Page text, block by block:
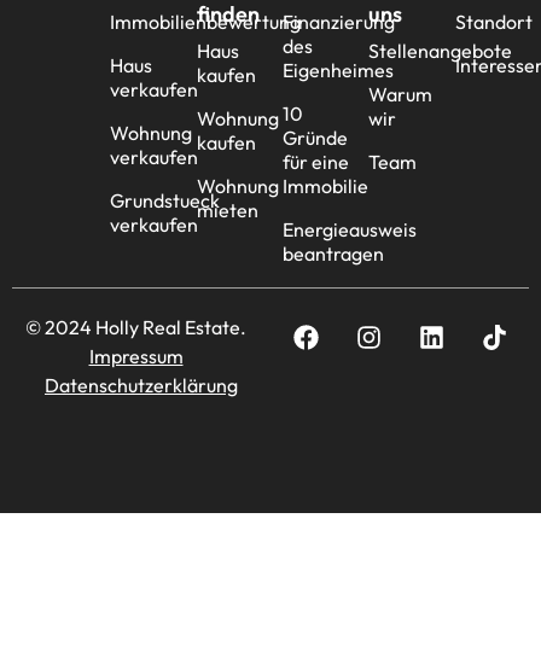
Immobilienbewertung
Haus
verkaufen
Wohnung
verkaufen
Grundstueck
verkaufen
finden
Haus
kaufen
Wohnung
kaufen
Wohnung
mieten
Finanzierung
des
Eigenheimes
10
Gründe
für eine
Immobilie
Energieausweis
beantragen
uns
Stellenangebote
Warum
wir
Team
Standort
© 2024 Holly Real Estate.
Impressum
Datenschutzerklärung